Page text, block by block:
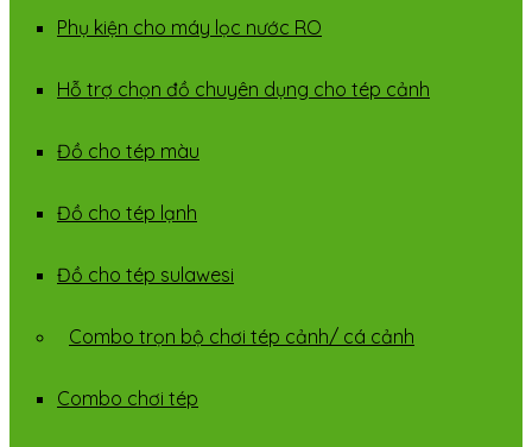
Phụ kiện cho máy lọc nước RO
Hỗ trợ chọn đồ chuyên dụng cho tép cảnh
Đồ cho tép màu
Đồ cho tép lạnh
Đồ cho tép sulawesi
Combo trọn bộ chơi tép cảnh/ cá cảnh
Combo chơi tép